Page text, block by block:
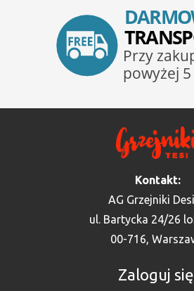
Kontakt:
AG Grzejniki
ul. Bartycka 24/26
00-716,
Zaloguj